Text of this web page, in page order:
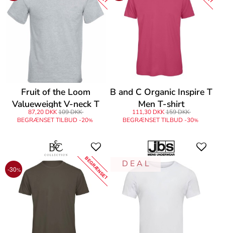
Fruit of the Loom
Valueweight V-neck T
87,20 DKK109 DKK
BEGRÆNSET TILBUD -20%
B and C Organic Inspire T
Men T-shirt
111,30 DKK159 DKK
BEGRÆNSET TILBUD -30%
-30% BEGRÆNSET D E A L